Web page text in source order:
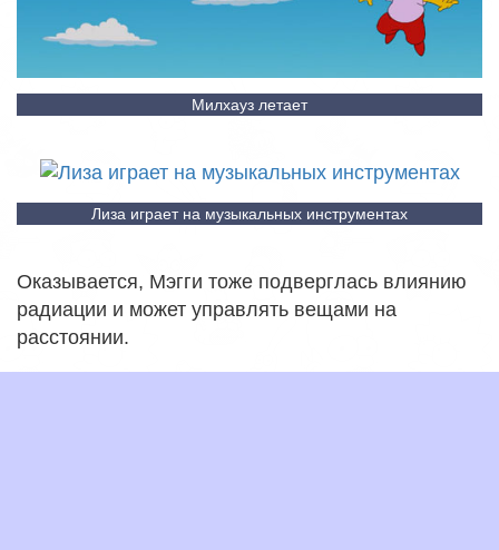
Милхауз летает
Лиза играет на музыкальных инструментах
Оказывается, Мэгги тоже подверглась влиянию
радиации и может управлять вещами на
расстоянии.